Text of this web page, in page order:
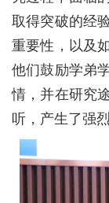
学
科
研
取得突破的经
重要性，以及
他们鼓励学弟
情，并在研究
听，产生了强